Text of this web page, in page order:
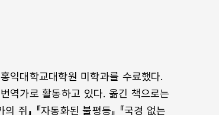
익대학교대학원 미학과를 수료했다.
역가로 활동하고 있다. 옮긴 책으로는
쥐』 『자동화된 불평등』 『국경 없는